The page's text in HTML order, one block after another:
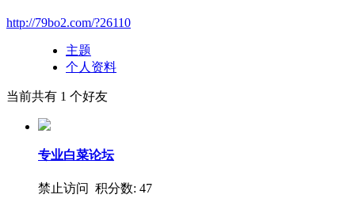
http://79bo2.com/?26110
主题
个人资料
当前共有 1 个好友
专业白菜论坛
禁止访问 积分数: 47